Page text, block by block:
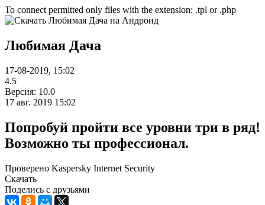
To connect permitted only files with the extension: .tpl or .php
Любимая Дача
17-08-2019, 15:02
4.5
Версия: 10.0
17 авг. 2019 15:02
Попробуй пройти все уровни три в ряд!
Возможно ты профессионал.
Проверено Kaspersky Internet Security
Скачать
Поделись с друзьями